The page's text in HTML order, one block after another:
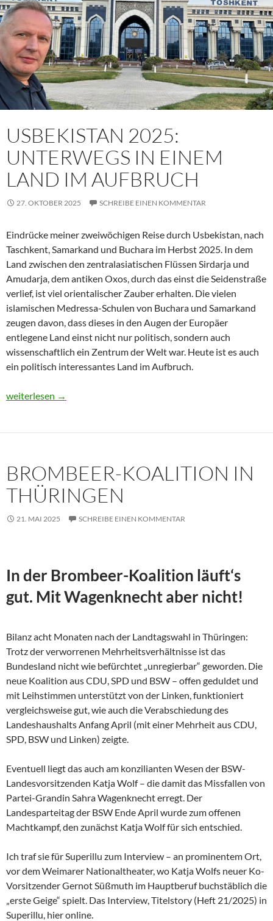
USBEKISTAN 2025:
UNTERWEGS IN EINEM
LAND IM AUFBRUCH
27. OKTOBER 2025 SCHREIBE EINEN KOMMENTAR
Eindrücke meiner zweiwöchigen Reise durch Usbekistan, nach
Taschkent, Samarkand und Buchara im Herbst 2025. In dem
Land zwischen den zentralasiatischen Flüssen Sirdarja und
Amudarja, dem antiken Oxos, durch das einst die Seidenstraße
verlief, ist viel orientalischer Zauber erhalten. Die vielen
islamischen Medressa-Schulen von Buchara und Samarkand
zeugen davon, dass dieses in den Augen der Europäer
entlegene Land einst nicht nur politisch, sondern auch
wissenschaftlich ein Zentrum der Welt war. Heute ist es auch
ein politisch interessantes Land im Aufbruch.
Usbekistan 2025: Unterwegs in einem Land im Aufbruch
weiterlesen →
BROMBEER-KOALITION IN
THÜRINGEN
21. MAI 2025 SCHREIBE EINEN KOMMENTAR
In der Brombeer-Koalition läuft‘s
gut. Mit Wagenknecht aber nicht!
Bilanz acht Monaten nach der Landtagswahl in Thüringen:
Trotz der verworrenen Mehrheitsverhältnisse ist das
Bundesland nicht wie befürchtet „unregierbar“ geworden. Die
neue Koalition aus CDU, SPD und BSW – offen geduldet und
mit Leihstimmen unterstützt von der Linken, funktioniert
vergleichsweise gut, wie auch die Verabschiedung des
Landeshaushalts Anfang April (mit einer Mehrheit aus CDU,
SPD, BSW und Linken) zeigte.
Eventuell liegt das auch am konzilianten Wesen der BSW-
Landesvorsitzenden Katja Wolf – die damit das Missfallen von
Partei-Grandin Sahra Wagenknecht erregt. Der
Landesparteitag der BSW Ende April wurde zum offenen
Machtkampf, den zunächst Katja Wolf für sich entschied.
Ich traf sie für Superillu zum Interview – an prominentem Ort,
vor dem Weimarer Nationaltheater, wo Katja Wolfs neuer Ko-
Vorsitzender Gernot Süßmuth im Hauptberuf buchstäblich die
„erste Geige“ spielt. Das Interview, Titelstory (Heft 21/2025) in
Superillu, hier online.